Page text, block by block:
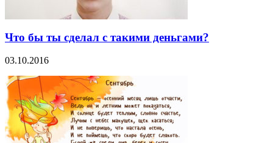
Что бы ты сделал с такими деньгами?
03.10.2016